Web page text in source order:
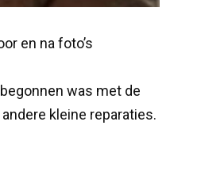
en na foto’s
was met de
kleine reparaties.